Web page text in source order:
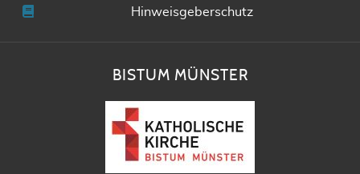
Hinweisgeberschutz
BISTUM MÜNSTER